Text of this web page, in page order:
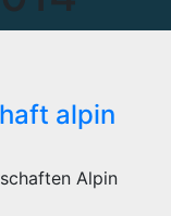
alpin
Alpin